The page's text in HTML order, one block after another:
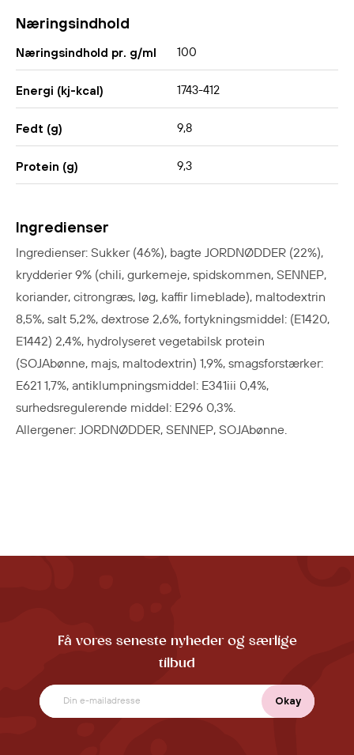
Næringsindhold
Næringsindhold pr. g/ml 100
Energi (kj-kcal) 1743-412
Fedt (g) 9,8
Protein (g) 9,3
Ingredienser
Ingredienser: Sukker (46%), bagte JORDNØDDER (22%),
krydderier 9% (chili, gurkemeje, spidskommen, SENNEP,
koriander, citrongræs, løg, kaffir limeblade), maltodextrin
8,5%, salt 5,2%, dextrose 2,6%, fortykningsmiddel: (E1420,
E1442) 2,4%, hydrolyseret vegetabilsk protein
(SOJAbønne, majs, maltodextrin) 1,9%, smagsforstærker:
E621 1,7%, antiklumpningsmiddel: E341iii 0,4%,
surhedsregulerende middel: E296 0,3%.
Allergener: JORDNØDDER, SENNEP, SOJAbønne.
Få vores seneste nyheder og særlige
tilbud